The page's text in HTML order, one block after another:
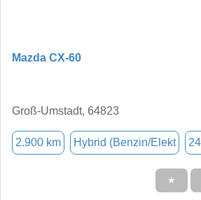
Mazda CX-60
Groß-Umstadt, 64823
2.900 km Hybrid (Benzin/Elekt
★